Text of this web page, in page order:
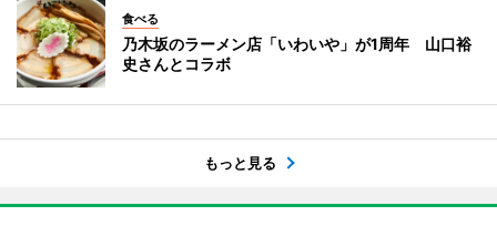
食べる
乃木坂のラーメン店「いわいや」が1周年 山口裕
史さんとコラボ
もっと見る